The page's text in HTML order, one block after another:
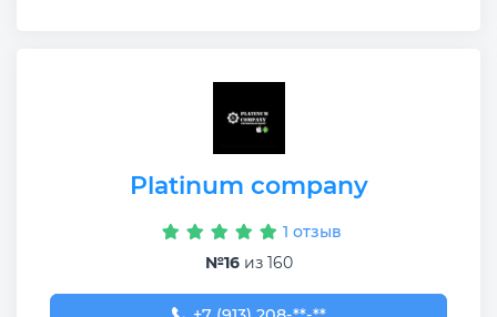
Platinum company
1 отзыв
№16из 160